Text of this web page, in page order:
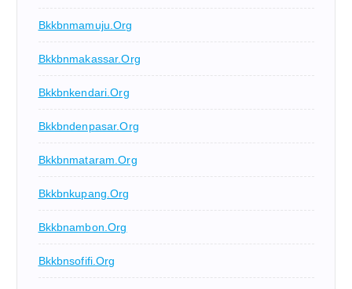
Bkkbnmamuju.org
Bkkbnmakassar.org
Bkkbnkendari.org
Bkkbndenpasar.org
Bkkbnmataram.org
Bkkbnkupang.org
Bkkbnambon.org
Bkkbnsofifi.org